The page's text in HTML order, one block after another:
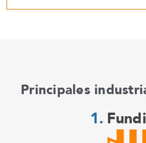
Principales